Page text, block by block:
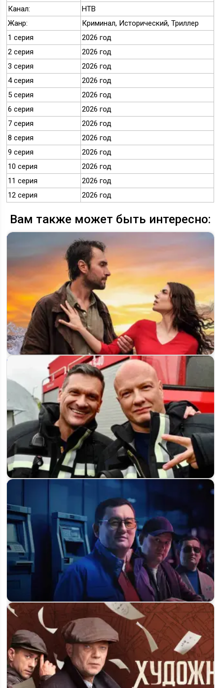
Канал:
НТВ
Жанр:
Криминал, Исторический, Триллер
1 серия
2026 год
2 серия
2026 год
3 серия
2026 год
4 серия
2026 год
5 серия
2026 год
6 серия
2026 год
7 серия
2026 год
8 серия
2026 год
9 серия
2026 год
10 серия
2026 год
11 серия
2026 год
12 серия
2026 год
Вам также может быть интересно:
«Это море переполнится» 2 сезон: продлили ли сериал на
TRT1 и когда…
Сериал «Огонь» на НТВ: когда выйдет 1 сезон и о чём он
будет
Будет ли 3 сезон сериала «Мошенники» и когда выйдет
продолжение на НТК